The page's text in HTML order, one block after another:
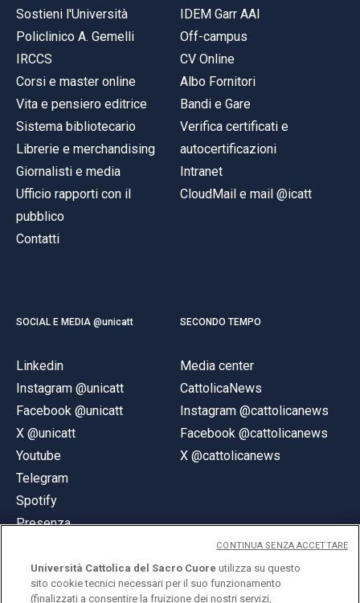
Sostieni l'Università
Policlinico A. Gemelli
IRCCS
Corsi e master online
Vita e pensiero editrice
Sistema bibliotecario
Librerie e merchandising
Giornalisti e media
Ufficio rapporti con il
pubblico
Contatti
IDEM Garr AAI
Off-campus
CV Online
Albo Fornitori
Bandi e Gare
Verifica certificati e
autocertificazioni
Intranet
CloudMail e mail @icatt
SOCIAL E MEDIA @unicatt
Linkedin
Instagram @unicatt
Facebook @unicatt
X @unicatt
Youtube
Telegram
Spotify
Presenza
SECONDO TEMPO
Media center
CattolicaNews
Instagram @cattolicanews
Facebook @cattolicanews
X @cattolicanews
Università Cattolica del Sacro Cuore utilizza su questo
sito cookie tecnici necessari per il suo funzionamento
(finalizzati a consentire la fruizione dei nostri servizi,
CONTINUA SENZA ACCETTARE